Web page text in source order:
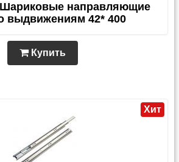
Шариковые направляющие
выдвижениям 42* 400
Купить
Хит